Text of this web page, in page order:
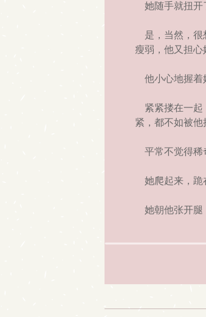
她随手就扭开
是，当然，很
瘦弱，他又担心
他小心地握着
紧紧搂在一起
紧，都不如被他
平常不觉得稀
她爬起来，跪
她朝他张开腿